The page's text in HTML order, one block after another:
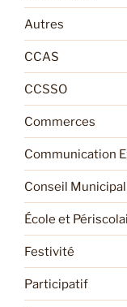
Autres
CCAS
CCSSO
Commerces
Communication
Conseil Municipal
École et
Festivité
Participatif